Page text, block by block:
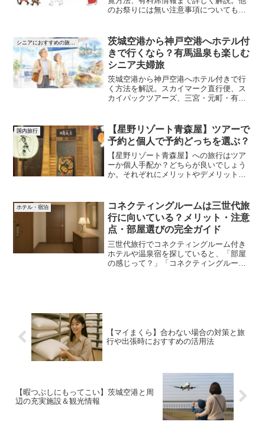
のお祭りには無い注意事項についても理
安心の添乗員付きクラブツーリズムの
【ゆったり旅】で出かけてみませんか？
茨城空港から神戸空港へホテル付
きで行くなら？有馬温泉も楽しむ
シニア夫婦旅
茨城空港から神戸空港へホテル付きで行
く方法を解説。スカイマーク直行便、ス
カイパックツアーズ、三宮・元町・有馬
国内旅行
【星野リゾート青森屋】ツアーで
予約と個人で予約どっちを選ぶ？
【星野リゾート青森屋】への旅行はツア
ーか個人手配か？どちらが良いでしょう
か。それぞれにメリットやデメリットが
で決めたためキャンセル不可の予約だっ
たりと色々気を使いました。楽しい旅行
は行く前の準備が大切です。
ホテル・宿泊
コネクティングルームは三世代旅
行に向いている？メリット・注意
点・部屋選びの完全ガイド
三世代旅行でコネクティングルーム付き
ホテルや温泉宿を探していると、「部屋
の感じって？」「コネクティングルーム
【マイまくら】合わない場合の対策と旅
行や出張時におすすめの活用法
【暇つぶしにもってこい】茨城空港と周
辺の充実施設＆観光情報